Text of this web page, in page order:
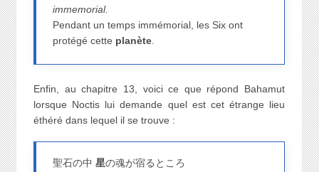
immemorial.
Pendant un temps immémorial, les Six ont
protégé cette planète
Enfin, au chapitre 13, voici ce que répond Bahamut
lorsque Noctis lui demande quel est cet étrange lieu
éthéré dans lequel il se trouve :
聖石の中星の魂が宿るところ